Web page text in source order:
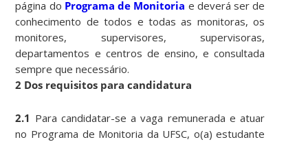
página do Programa de Monitoria e deverá ser de
conhecimento de todos e todas as monitoras, os
monitores, supervisores, supervisoras,
departamentos e centros de ensino, e consultada
sempre que necessário.
2 Dos requisitos para candidatura
2.1 Para candidatar-se a vaga remunerada e atuar
no Programa de Monitoria da UFSC, o(a) estudante